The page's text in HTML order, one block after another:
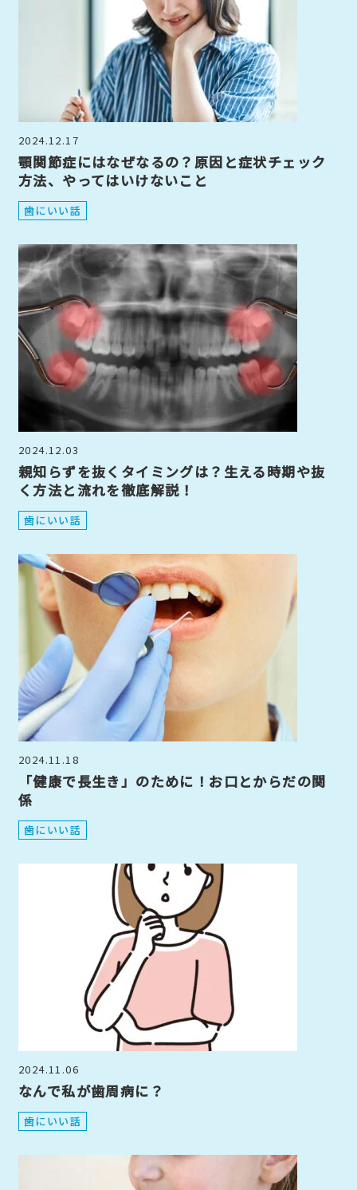
2024.12.17
顎関節症にはなぜなるの？原因と症状チェック
方法、やってはいけないこと
歯にいい話
2024.12.03
親知らずを抜くタイミングは？生える時期や抜
く方法と流れを徹底解説！
歯にいい話
2024.11.18
「健康で長生き」のために！お口とからだの関
係
歯にいい話
2024.11.06
なんで私が歯周病に？
歯にいい話